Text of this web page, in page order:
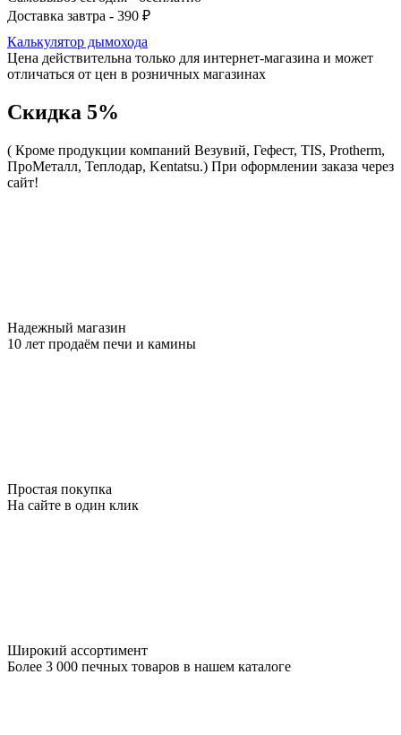
Доставка завтра - 390 ₽
Калькулятор дымохода
Цена действительна только для интернет-магазина и может
отличаться от цен в розничных магазинах
Скидка 5%
( Кроме продукции компаний Везувий, Гефест, TIS, Protherm,
ПроМеталл, Теплодар, Kentatsu.) При оформлении заказа через
сайт!
Надежный магазин
10 лет продаём печи и камины
Простая покупка
На сайте в один клик
Широкий ассортимент
Более 3 000 печных товаров в нашем каталоге